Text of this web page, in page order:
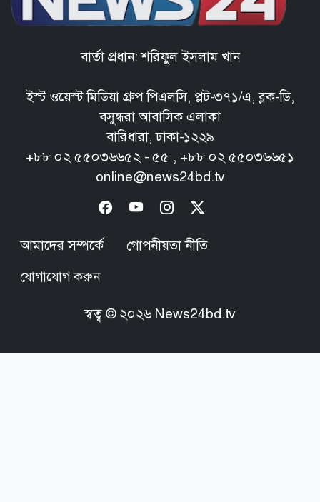
বার্তা প্রধান: শরিফুল ইসলাম খান
ইস্ট ওয়েস্ট মিডিয়া গ্রুপ পিএলসি, প্লট-৩৭১/এ, ব্লক-ডি,
বসুন্ধরা আবাসিক এলাকা
বারিধারা, ঢাকা-১২২৯
+৮৮ ০২ ৫৫০৩৬৬৫২ - ৫৫ , +৮৮ ০২ ৫৫০৩৬৬৫১
online@news24bd.tv
আমাদের সম্পর্কে
গোপনীয়তা নীতি
যোগাযোগ করুন
স্বত্ব © ২০২৬ News24bd.tv